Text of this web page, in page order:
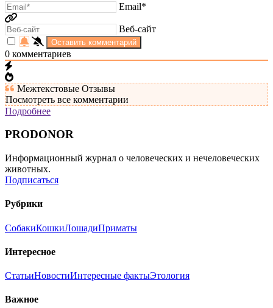
Email*
Веб-сайт
0 комментариев
Межтекстовые Отзывы
Посмотреть все комментарии
Подробнее
PRODONOR
Информационный журнал о человеческих и нечеловеческих
животных.
Подписаться
Рубрики
СобакиКошкиЛошадиПриматы
Интересное
СтатьиНовостиИнтересные фактыЭтология
Важное